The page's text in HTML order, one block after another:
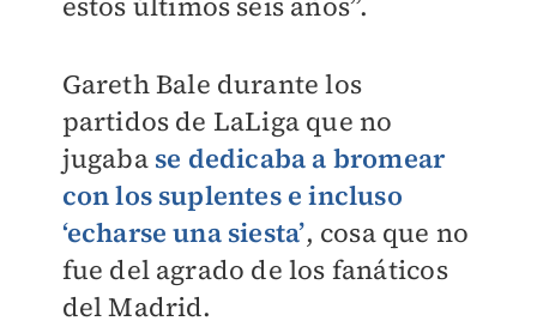
Gareth Bale durante los
partidos de LaLiga que no
jugaba se dedicaba a bromear
con los suplentes e incluso
‘echarse una siesta’, cosa que no
fue del agrado de los fanáticos
del Madrid.